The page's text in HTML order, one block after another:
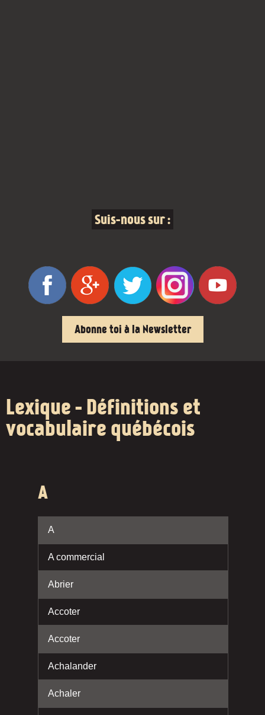
Suis-nous sur :
Abonne toi à la Newsletter
Lexique - Définitions et
vocabulaire québécois
A
A
A commercial
Abrier
Accoter
Accoter
Achalander
Achaler